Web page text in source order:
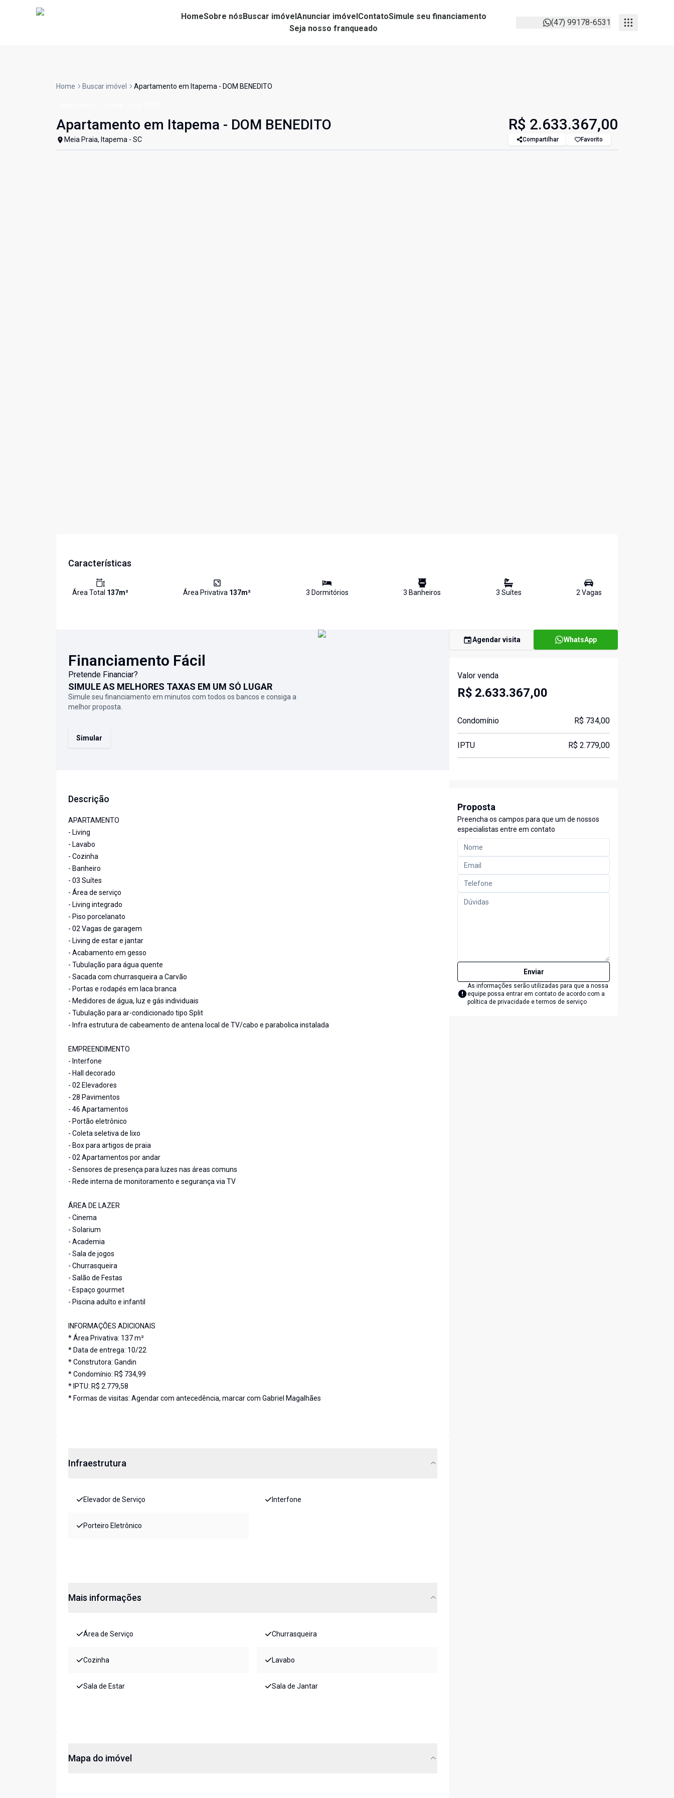
HomeSobre nósBuscar imóvelAnunciar imóvelContatoSimule seu financiamento
Seja nosso franqueado
(47) 99178-6531
Home Buscar imóvel Apartamento em Itapema - DOM BENEDITO
Apartamento em Itapema - DOM BENEDITO
Meia Praia, Itapema - SC
R$ 2.633.367,00
Compartilhar Favorito
Características
Área Total 137m² Área Privativa 137m² 3 Dormitórios 3 Banheiros 3 Suítes 2Vagas
Financiamento Fácil
Pretende Financiar?
SIMULE AS MELHORES TAXAS EM UM SÓ LUGAR
Simule seu financiamento em minutos com todos os bancos e consiga a
melhor proposta.
Simular
Descrição
APARTAMENTO
- Living
- Lavabo
- Cozinha
- Banheiro
- 03 Suítes
- Área de serviço
- Living integrado
- Piso porcelanato
- 02 Vagas de garagem
- Living de estar e jantar
- Acabamento em gesso
- Tubulação para água quente
- Sacada com churrasqueira a Carvão
- Portas e rodapés em laca branca
- Medidores de água, luz e gás individuais
- Tubulação para ar-condicionado tipo Split
- Infra estrutura de cabeamento de antena local de TV/cabo e parabolica instalada
EMPREENDIMENTO
- Interfone
- Hall decorado
- 02 Elevadores
- 28 Pavimentos
- 46 Apartamentos
- Portão eletrônico
- Coleta seletiva de lixo
- Box para artigos de praia
- 02 Apartamentos por andar
- Sensores de presença para luzes nas áreas comuns
- Rede interna de monitoramento e segurança via TV
ÁREA DE LAZER
- Cinema
- Solarium
- Academia
- Sala de jogos
- Churrasqueira
- Salão de Festas
- Espaço gourmet
- Piscina adulto e infantil
INFORMAÇÕES ADICIONAIS
* Área Privativa: 137 m²
* Data de entrega: 10/22
* Construtora: Gandin
* Condomínio: R$ 734,99
* IPTU: R$ 2.779,58
* Formas de visitas: Agendar com antecedência, marcar com Gabriel Magalhães
Infraestrutura
Elevador de Serviço Interfone
Porteiro Eletrônico
Mais informações
Área de Serviço Churrasqueira
Cozinha Lavabo
Sala de Estar Sala de Jantar
Mapa do imóvel
Agendar visita WhatsApp
Valor venda
R$ 2.633.367,00
Condomínio R$ 734,00
IPTU R$ 2.779,00
Proposta
Preencha os campos para que um de nossos
especialistas entre em contato
Enviar
As informações serão utilizadas para que a nossa
equipe possa entrar em contato de acordo com a
política de privacidade e termos de serviço